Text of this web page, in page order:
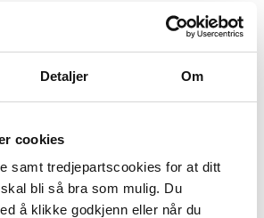
Detaljer Om
cookies
samt tredjepartscookies for at ditt
bli så bra som mulig. Du
å klikke godkjenn eller når du